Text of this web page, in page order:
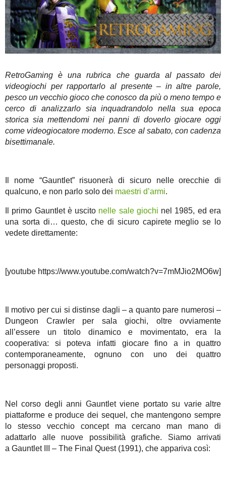
RetroGaming è una rubrica che guarda al passato dei
videogiochi per rapportarlo al presente – in altre parole,
pesco un vecchio gioco che conosco da più o meno tempo e
cerco di analizzarlo sia inquadrandolo nella sua epoca
storica sia mettendomi nei panni di doverlo giocare oggi
come videogiocatore moderno. Esce al sabato, con cadenza
bisettimanale.
Il nome “Gauntlet” risuonerà di sicuro nelle orecchie di
qualcuno, e non parlo solo dei maestri d’armi.
Il primo Gauntlet è uscito nelle sale giochi nel 1985, ed era
una sorta di… questo, che di sicuro capirete meglio se lo
vedete direttamente:
[youtube https://www.youtube.com/watch?v=7mMJio2MO6w]
Il motivo per cui si distinse dagli – a quanto pare numerosi –
Dungeon Crawler per sala giochi, oltre ovviamente
all’essere un titolo dinamico e movimentato, era la
cooperativa: si poteva infatti giocare fino a in quattro
contemporaneamente, ognuno con uno dei quattro
personaggi proposti.
Nel corso degli anni Gauntlet viene portato su varie altre
piattaforme e produce dei sequel, che mantengono sempre
lo stesso vecchio concept ma cercano man mano di
adattarlo alle nuove possibilità grafiche. Siamo arrivati
a Gauntlet III – The Final Quest (1991), che appariva così: